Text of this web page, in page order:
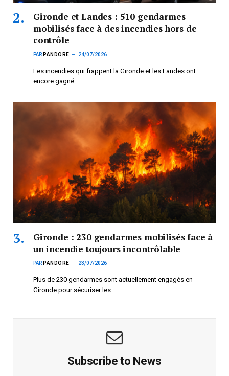
Gironde et Landes : 510 gendarmes
mobilisés face à des incendies hors de
contrôle
PAR PANDORE 24/07/2026
Les incendies qui frappent la Gironde et les Landes ont
encore gagné…
Gironde : 230 gendarmes mobilisés face à
un incendie toujours incontrôlable
PAR PANDORE 23/07/2026
Plus de 230 gendarmes sont actuellement engagés en
Gironde pour sécuriser les…
Subscribe to News